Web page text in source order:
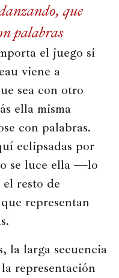
que
palabras
el juego si
viene a
sea con otro
ella misma
con palabras.
eclipsadas por
se luce ella —lo
resto de
representan
la larga secuencia
representación